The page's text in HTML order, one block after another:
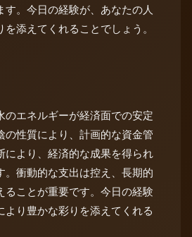
す。今日の経験が、あなたの人
添えてくれることでしょう。
のエネルギーが経済面での安定
の性質により、計画的な資金管
により、経済的な成果を得られ
。衝動的な支出は控え、長期的
ることが重要です。今日の経験
より豊かな彩りを添えてくれる